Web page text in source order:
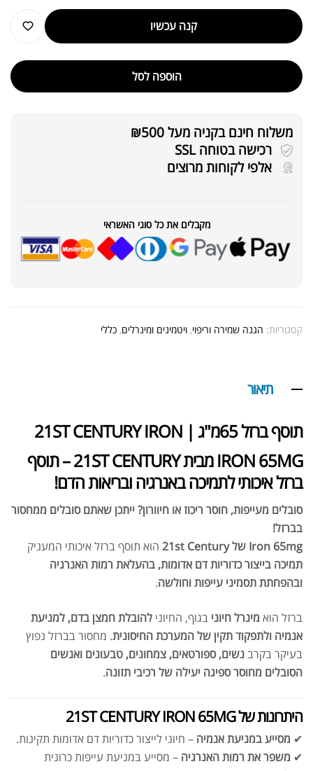
קנה עכשיו
הוספה לסל
משלוח חינם בקניה מעל ₪500
רכישה בטוחה SSL
אלפי לקוחות מרוצים
מקבלים את כל סוגי האשראי
קטגוריות: הגנה שמירה וריפוי, ויטמינים ומינרלים, כללי
תיאור
תוסף ברזל 65מ"ג | 21ST CENTURY IRON
IRON 65MG מבית 21ST CENTURY – תוסף
ברזל איכותי לתמיכה באנרגיה ובריאות הדם!
סובלים מעייפות, חוסר ריכוז או חיוורון? ייתכן שאתם סובלים ממחסור
בברזל!
Iron 65mg של 21st Century
הוא תוסף ברזל איכותי המעניק
תמיכה בייצור כדוריות דם אדומות, בהעלאת רמות האנרגיה
ובהפחתת תסמיני עייפות וחולשה.
ברזל הוא מינרל חיוני בגוף, החיוני להובלת חמצן בדם, למניעת
אנמיה ולתפקוד תקין של המערכת החיסונית. מחסור בברזל נפוץ
בעיקר בקרבנשים, ספורטאים, צמחונים, טבעונים ואנשים
הסובלים מחוסר ספיגה יעילה של רכיבי תזונה.
היתרונות של 21ST CENTURY IRON 65MG
✔ מסייע במניעת אנמיה – חיוני לייצור כדוריות דם אדומות תקינות.
✔ משפר את רמות האנרגיה – מסייע במניעת עייפות כרונית